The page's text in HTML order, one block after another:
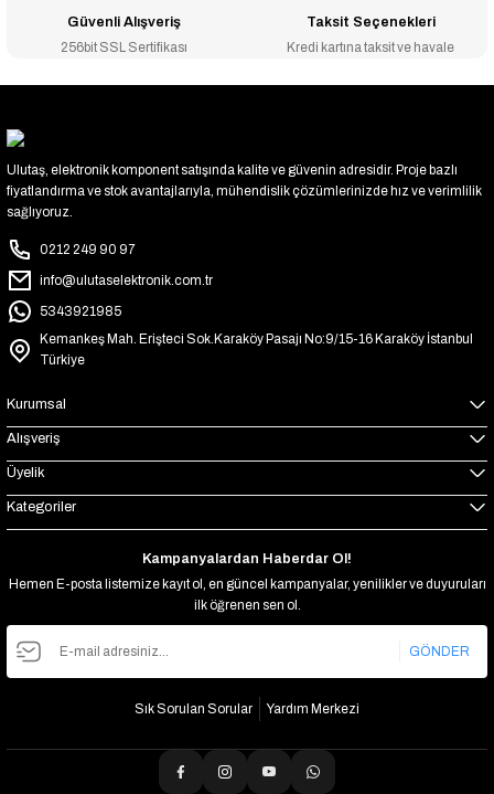
Güvenli Alışveriş
256bit SSL Sertifikası
Taksit Seçenekleri
Kredi kartına taksit ve havale
Ulutaş, elektronik komponent satışında kalite ve güvenin adresidir. Proje bazlı
fiyatlandırma ve stok avantajlarıyla, mühendislik çözümlerinizde hız ve verimlilik
sağlıyoruz.
0212 249 90 97
info@ulutaselektronik.com.tr
5343921985
Kemankeş Mah. Erişteci Sok.Karaköy Pasajı No:9/15-16 Karaköy İstanbul
Türkiye
Kurumsal
Alışveriş
Üyelik
Kategoriler
Kampanyalardan Haberdar Ol!
Hemen E-posta listemize kayıt ol, en güncel kampanyalar, yenilikler ve duyuruları
ilk öğrenen sen ol.
GÖNDER
Sık Sorulan Sorular Yardım Merkezi